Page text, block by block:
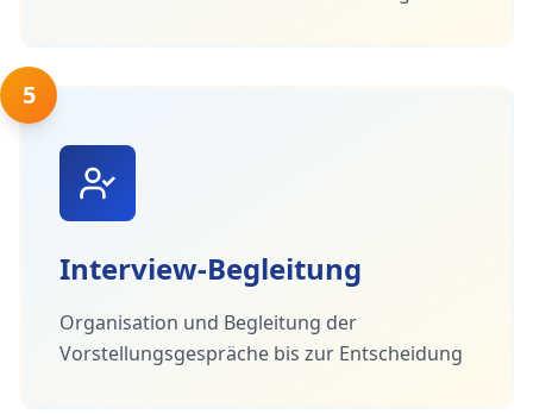
5
Interview-Begleitung
Organisation und Begleitung der
Vorstellungsgespräche bis zur Entscheidung